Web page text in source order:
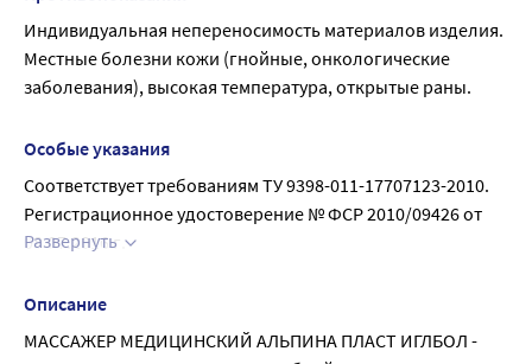
Индивидуальная непереносимость материалов изделия.
Местные болезни кожи (гнойные, онкологические
заболевания), высокая температура, открытые раны.
Особые указания
Соответствует требованиям ТУ 9398-011-17707123-2010.
Регистрационное удостоверение № ФСР 2010/09426 от
08.07.2016 г.
Мячи медицинские следует хранить в помещении при
температуре от +5 до +40 и
относительной влажности воздуха не более 85%.
Развернуть
Описание
МАССАЖЕР МЕДИЦИНСКИЙ АЛЬПИНА ПЛАСТ ИГЛБОЛ -